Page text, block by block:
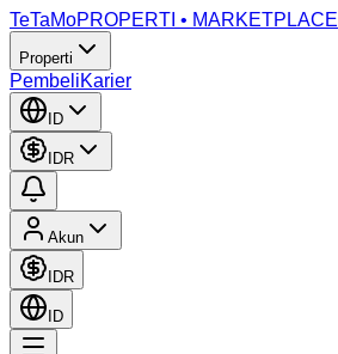
TeTaMoPROPERTI • MARKETPLACE
Properti
PembeliKarier
ID
IDR
Akun
IDR
ID